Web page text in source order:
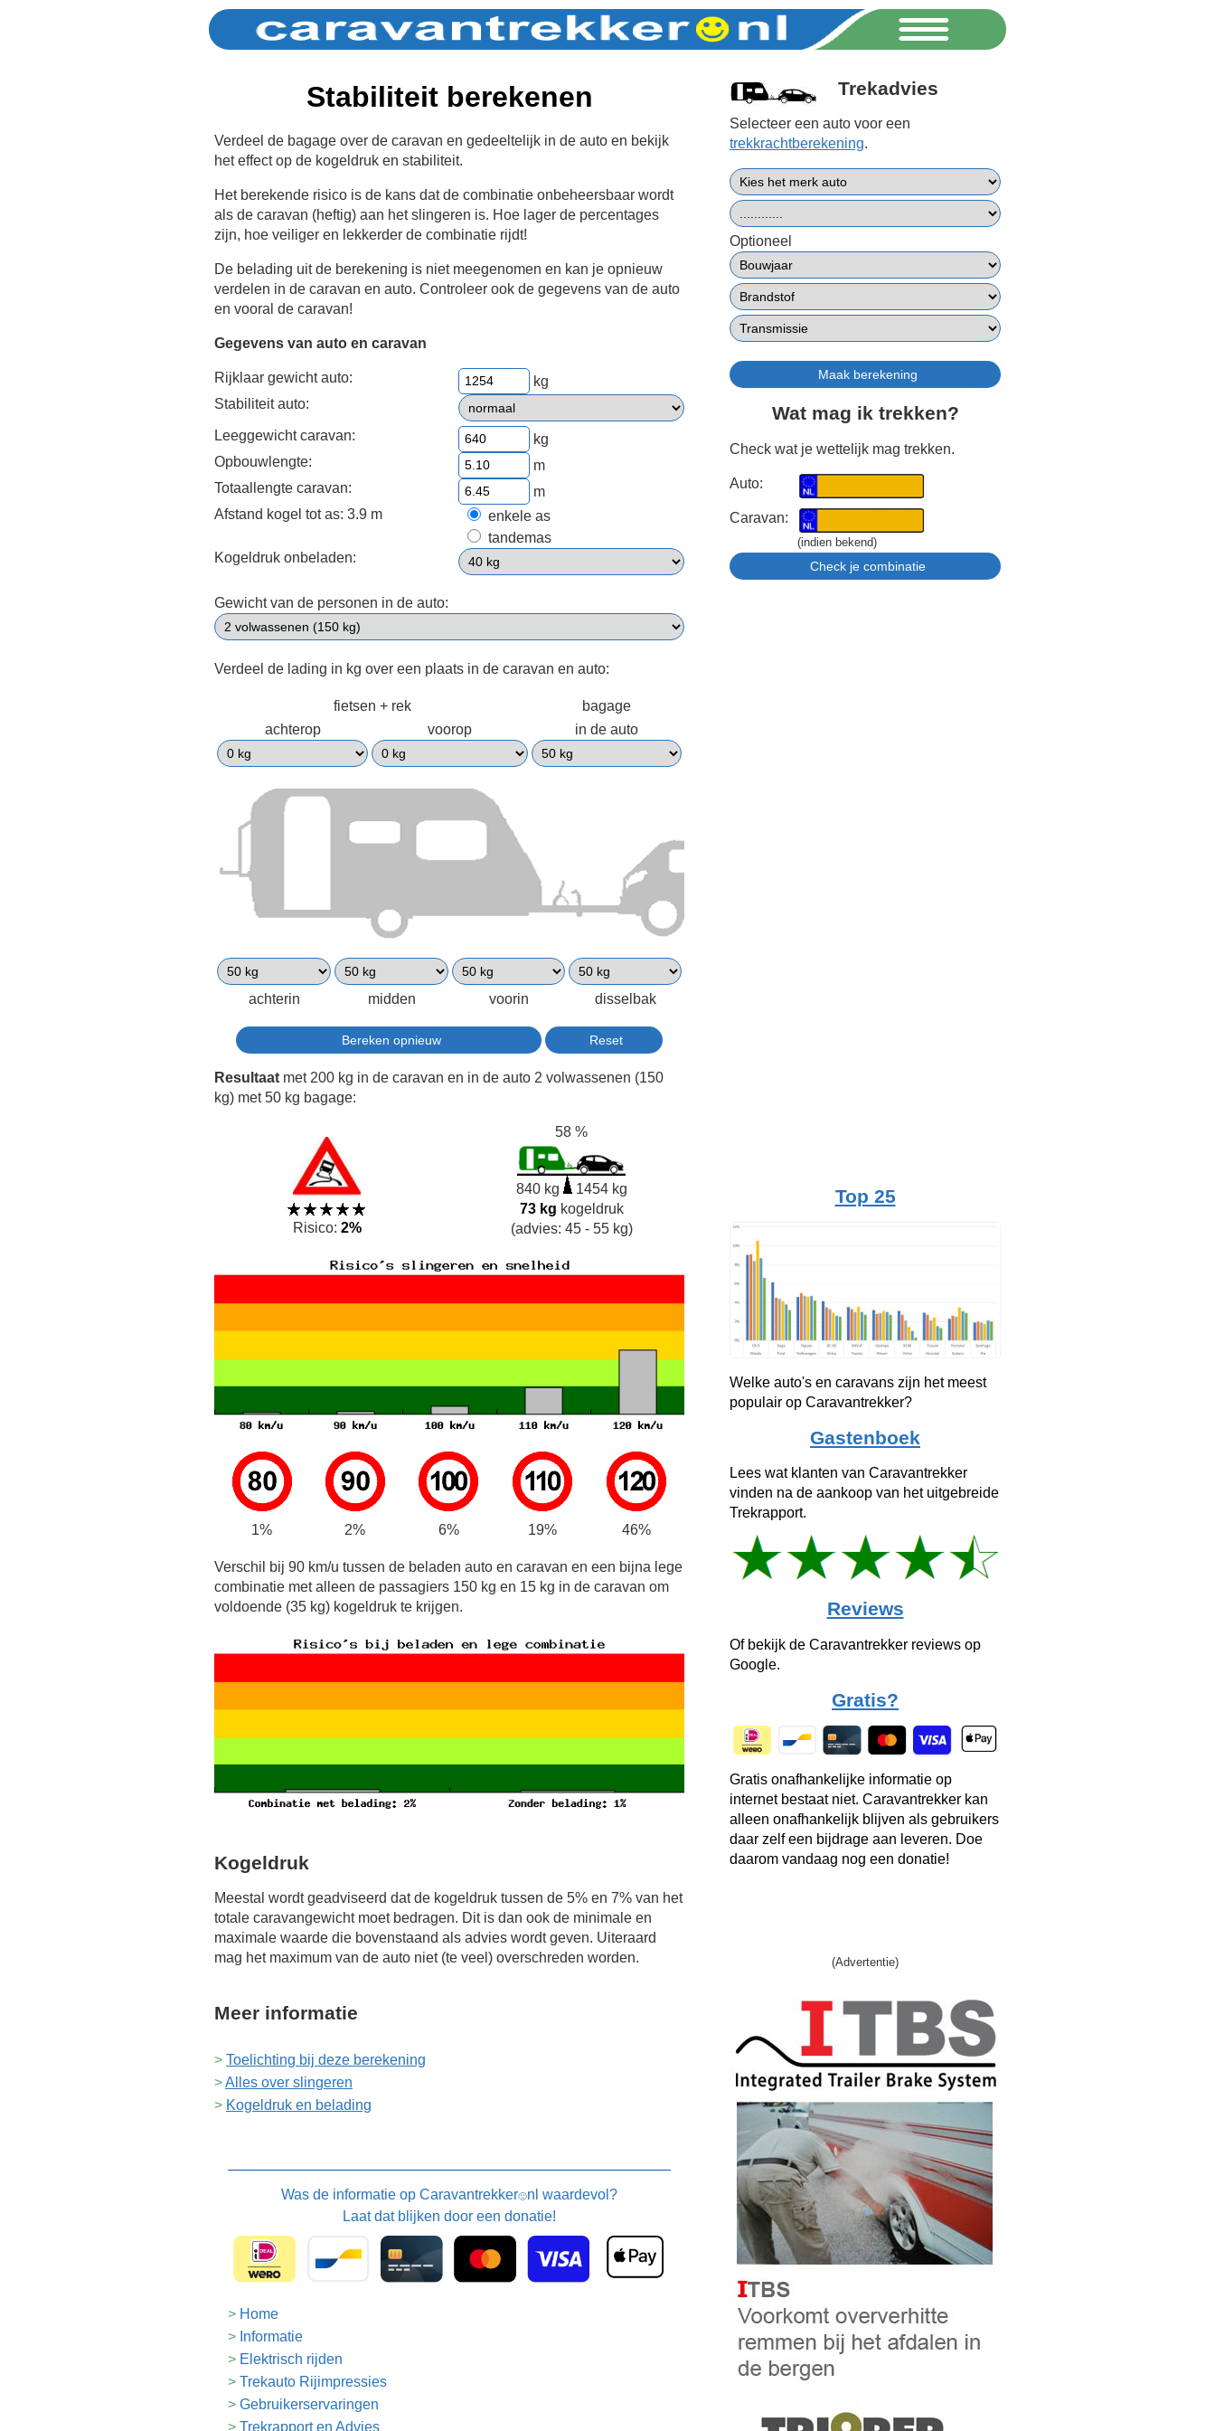
Stabiliteit berekenen
Verdeel de bagage over de caravan en gedeeltelijk in de auto en bekijk
het effect op de kogeldruk en stabiliteit.
Het berekende risico is de kans dat de combinatie onbeheersbaar wordt
als de caravan (heftig) aan het slingeren is. Hoe lager de percentages
zijn, hoe veiliger en lekkerder de combinatie rijdt!
De belading uit de berekening is niet meegenomen en kan je opnieuw
verdelen in de caravan en auto. Controleer ook de gegevens van de auto
en vooral de caravan!
Gegevens van auto en caravan
Rijklaar gewicht auto:
kg
Stabiliteit auto:
Leeggewicht caravan:
kg
Opbouwlengte:
m
Totaallengte caravan:
m
Afstand kogel tot as: 3.9 m
enkele as
tandemas
Kogeldruk onbeladen:
Gewicht van de personen in de auto:
Verdeel de lading in kg over een plaats in de caravan en auto:
fietsen + rek
bagage
achterop
voorop in de auto
achterin midden voorin disselbak
Resultaat met 200 kg in de caravan en in de auto 2 volwassenen (150
kg) met 50 kg bagage:
Risico: 2%
58 %
840 kg
1454 kg
73 kg kogeldruk
(advies: 45 - 55 kg)
1% 2% 6% 19% 46%
Verschil bij 90 km/u tussen de beladen auto en caravan en een bijna lege
combinatie met alleen de passagiers 150 kg en 15 kg in de caravan om
voldoende (35 kg) kogeldruk te krijgen.
Kogeldruk
Meestal wordt geadviseerd dat de kogeldruk tussen de 5% en 7% van het
totale caravangewicht moet bedragen. Dit is dan ook de minimale en
maximale waarde die bovenstaand als advies wordt geven. Uiteraard
mag het maximum van de auto niet (te veel) overschreden worden.
Meer informatie
Toelichting bij deze berekening
Alles over slingeren
Kogeldruk en belading
Trekadvies
Selecteer een auto voor een
trekkrachtberekening.
Optioneel
Wat mag ik trekken?
Check wat je wettelijk mag trekken.
Auto:
Caravan:
(indien bekend)
Top 25
Welke auto's en caravans zijn het meest
populair op Caravantrekker?
Gastenboek
Lees wat klanten van Caravantrekker
vinden na de aankoop van het uitgebreide
Trekrapport.
Reviews
Of bekijk de Caravantrekker reviews op
Google.
Gratis?
Gratis onafhankelijke informatie op
internet bestaat niet. Caravantrekker kan
alleen onafhankelijk blijven als gebruikers
daar zelf een bijdrage aan leveren. Doe
daarom vandaag nog een donatie!
(Advertentie)
Was de informatie op Caravantrekker🙂nl waardevol?
Laat dat blijken door een donatie!
Home
Informatie
Elektrisch rijden
Trekauto Rijimpressies
Gebruikerservaringen
Trekrapport en Advies